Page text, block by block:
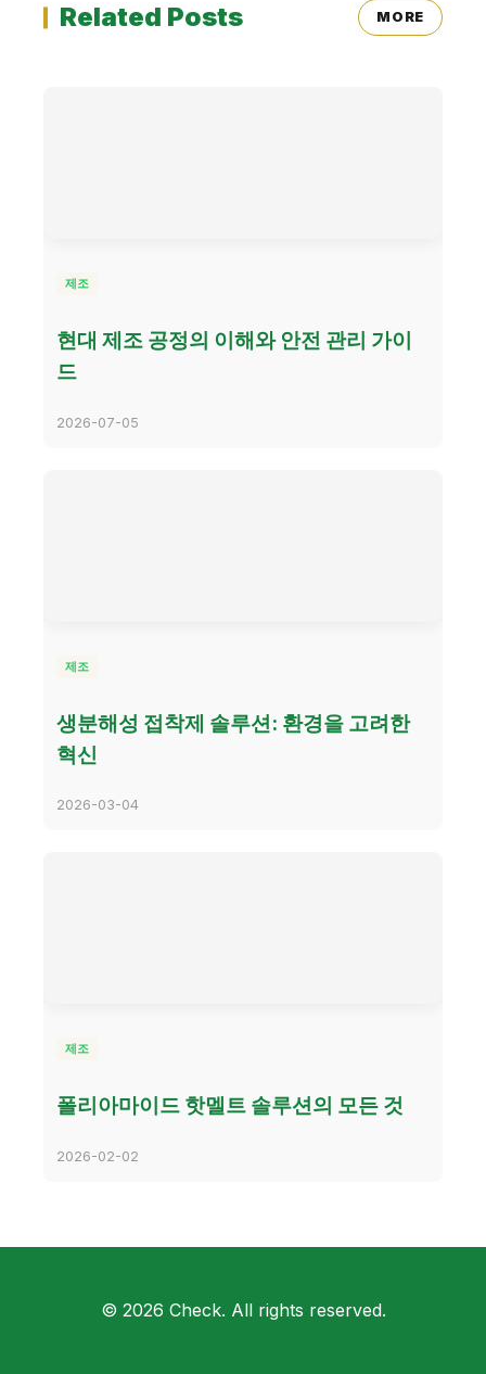
Related Posts MORE
제조
현대 제조 공정의 이해와 안전 관리 가이
드
2026-07-05
제조
생분해성 접착제 솔루션: 환경을 고려한
혁신
2026-03-04
제조
폴리아마이드 핫멜트 솔루션의 모든 것
2026-02-02
© 2026 Check. All rights reserved.